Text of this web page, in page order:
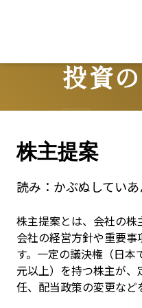
投資
株主提案
読み： かぶぬしてい
株主提案とは、会社の株
会社の経営方針や重要
す。一定の議決権（日
元以上）を持つ株主が
任、配当政策の変更など